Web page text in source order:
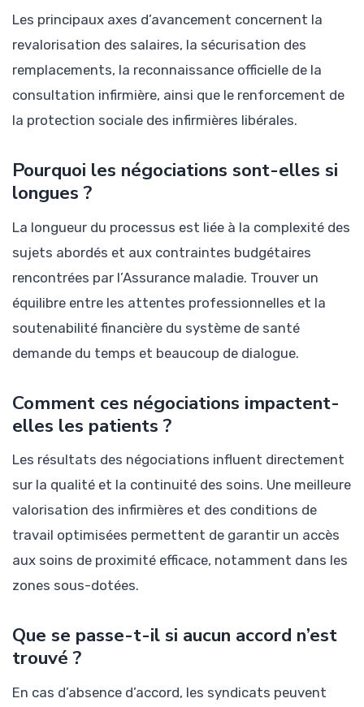
Les principaux axes d’avancement concernent la
revalorisation des salaires, la sécurisation des
remplacements, la reconnaissance officielle de la
consultation infirmière, ainsi que le renforcement de
la protection sociale des infirmières libérales.
Pourquoi les négociations sont-elles si
longues ?
La longueur du processus est liée à la complexité des
sujets abordés et aux contraintes budgétaires
rencontrées par l’Assurance maladie. Trouver un
équilibre entre les attentes professionnelles et la
soutenabilité financière du système de santé
demande du temps et beaucoup de dialogue.
Comment ces négociations impactent-
elles les patients ?
Les résultats des négociations influent directement
sur la qualité et la continuité des soins. Une meilleure
valorisation des infirmières et des conditions de
travail optimisées permettent de garantir un accès
aux soins de proximité efficace, notamment dans les
zones sous-dotées.
Que se passe-t-il si aucun accord n’est
trouvé ?
En cas d’absence d’accord, les syndicats peuvent